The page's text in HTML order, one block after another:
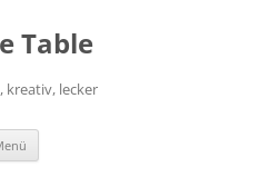
Table
kreativ, lecker